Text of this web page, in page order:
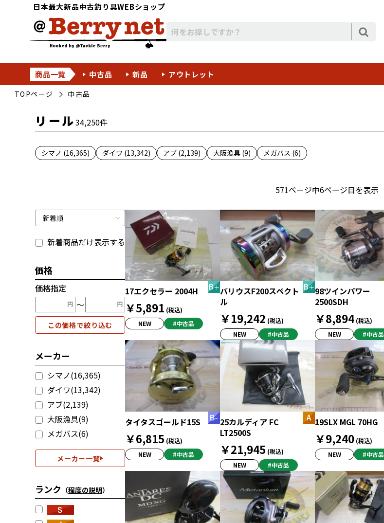
日本最大新品中古釣り具WEBショップ
商品一覧 中古品 新品 アウトレット
TOPページ 中古品
リール34,250件
シマノ (16,365) ダイワ (13,342) アブ (2,139) 大阪漁具 (9) メガバス (6)
571ページ中6ページ目を表示
新着商品だけ表示する
価格
価格指定
〜
この価格で絞り込む
メーカー
シマノ(16,365)
ダイワ(13,342)
アブ(2,139)
大阪漁具(9)
メガバス(6)
メーカー一覧
ランク （程度の説明）
17エクセラー 2004H
￥5,891 (税込)
NEW
#中古品
バリウスF200スペクト
ル
￥19,242 (税込)
NEW
#中古品
98ツインパワー
2500SDH
￥8,894 (税込)
NEW
#中古品
タイタスゴールド15S
￥6,815 (税込)
NEW
#中古品
25カルディア FC
LT2500S
￥21,945 (税込)
NEW
#中古品
19SLX MGL 70HG
￥9,240 (税込)
NEW
#中古品